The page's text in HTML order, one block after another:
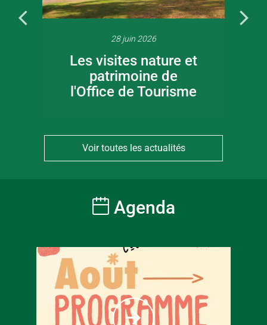
28 juin 2026
Les visites nature et
patrimoine de
l'Office de Tourisme
Voir toutes les actualités
Agenda